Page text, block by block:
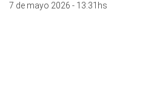
7 de mayo 2026 - 13:31hs